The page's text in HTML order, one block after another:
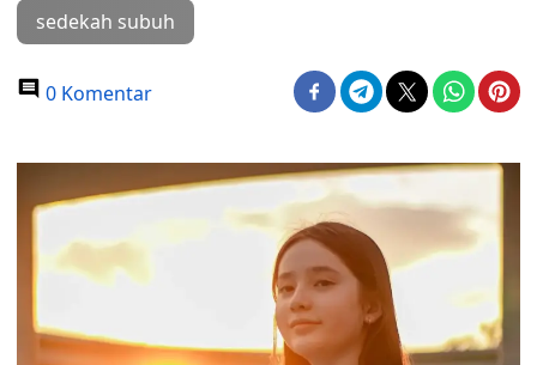
sedekah subuh
0 Komentar